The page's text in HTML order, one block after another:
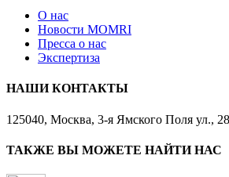
О нас
Новости MOMRI
Пресса о нас
Экспертиза
НАШИ КОНТАКТЫ
125040, Москва, 3-я Ямского Поля ул., 28
ТАКЖЕ ВЫ МОЖЕТЕ НАЙТИ НАС